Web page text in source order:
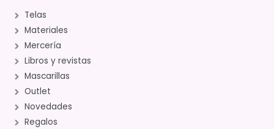
Telas
Materiales
Mercería
Libros y revistas
Mascarillas
Outlet
Novedades
Regalos